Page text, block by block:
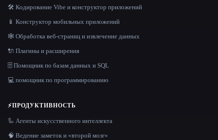
🛠️ Кодирование Vibe и конструктор приложений
📱 Конструктор мобильных приложений
🕸️ Обработка веб-страниц и извлечение данных
🔌 Плагины и расширения
🗄️ Помощник по базам данных и SQL
💻 помощник по программированию
⚡ПРОДУКТИВНОСТЬ
🦾 Агенты искусственного интеллекта
🧠 Ведение заметок и «второй мозг»